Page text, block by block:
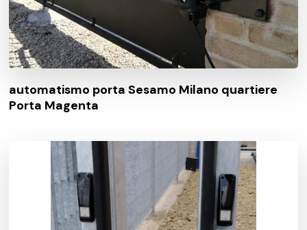
automatismo porta Sesamo Milano quartiere
Porta Magenta